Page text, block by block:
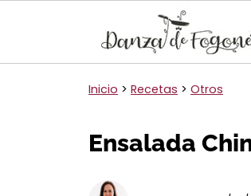
Inicio > Recetas > Otros
Ensalada